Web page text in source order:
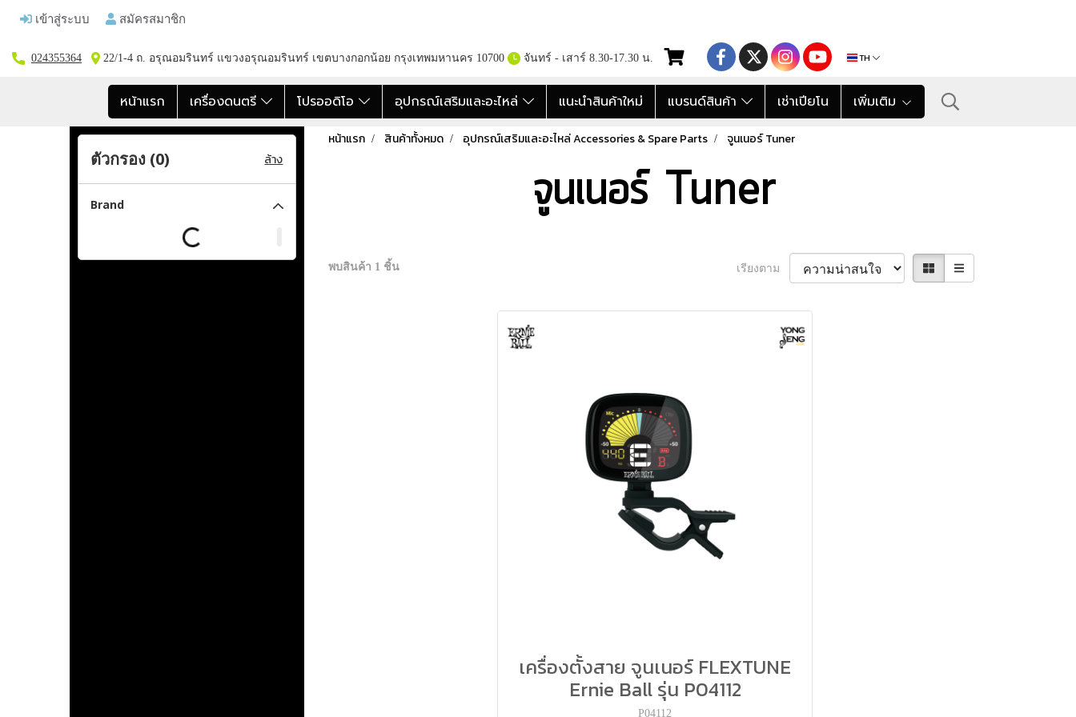
เข้าสู่ระบบ สมัครสมาชิก
024355364 22/1-4 ถ. อรุณอมรินทร์ แขวงอรุณอมรินทร์ เขตบางกอกน้อย กรุงเทพมหานคร 10700 จันทร์ - เสาร์ 8.30-17.30 น. TH
หน้าแรก เครื่องดนตรี โปรออดิโอ อุปกรณ์เสริมและอะไหล่ แนะนำสินค้าใหม่ แบรนด์สินค้า เช่าเปียโน เพิ่มเติม
หน้าแรก สินค้าทั้งหมด อุปกรณ์เสริมและอะไหล่ Accessories & Spare Parts จูนเนอร์ Tuner
จูนเนอร์ Tuner
พบสินค้า 1 ชิ้น เรียงตาม
เครื่องตั้งสาย จูนเนอร์ FLEXTUNE
Ernie Ball รุ่น P04112
P04112
ตัวกรอง (0) ล้าง
Brand